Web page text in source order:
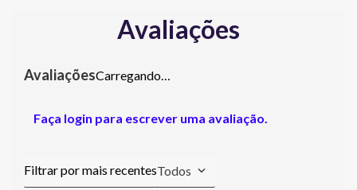
Avaliações
Carregando…
Faça login para escrever uma avaliação.
Todos